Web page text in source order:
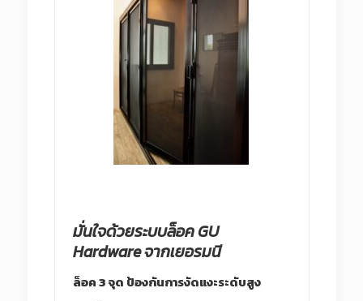
มั่นใจด้วยระบบล็อค GU
Hardware จากเยอรมนี
ล็อค 3 จุด ป้องกันการงัดแงะระดับสูง